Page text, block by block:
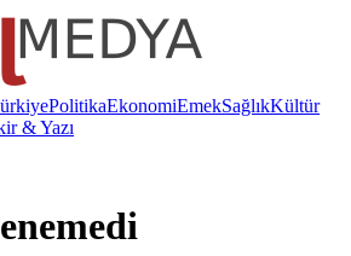
PolitikaEkonomiEmekSağlıkKültür
& Yazı